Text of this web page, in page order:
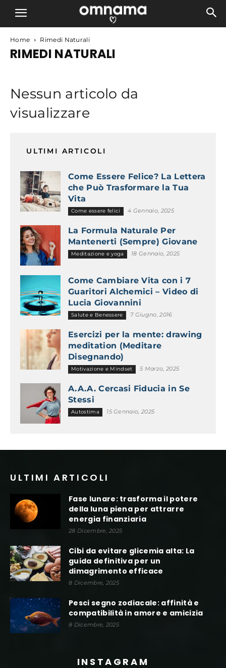
Home Rimedi Naturali
RIMEDI NATURALI
Nessun articolo da
visualizzare
ULTIMI ARTICOLI
Come Essere Felice? La Lettera
che Può Trasformare la Tua
Vita
Come essere felici 4 Gennaio, 2025
La Formula Naturale Per
Mantenerti (Sempre) Giovane
Meditazione e yoga 18 Gennaio, 2025
Come Cambiare Vita con i 7
Guaritori Alchemici – Video di
Lucia Giovannini
Salute e Benessere 7 Giugno, 2016
Esercizi per la mente: drawing
meditation (Meditare
Disegnando)
Motivazione e Mindset 5 Marzo, 2025
A.A.A. Cercasi Fiducia in Se
Stessi
Autostima 15 Gennaio, 2025
ULTIMI ARTICOLI
Fase lunare: trasforma il potere
della luna piena per attrarre
energia finanziaria
28 Dicembre, 2025
Cibi da evitare glicemia alta: La
guida definitiva per un
dimagrimento efficace
8 Dicembre, 2025
Pesci segno zodiacale: affinità e
compatibilità in amore e amicizia
8 Dicembre, 2025
INSTAGRAM